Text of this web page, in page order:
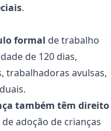
.
formal de trabalho
de 120 dias,
trabalhadoras avulsas,
também têm direito
de adoção de crianças